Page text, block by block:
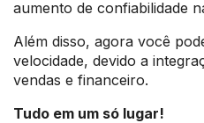
aumento de confiabilidade
Além disso, agora você
velocidade, devido a
vendas e financeiro.
Tudo em um só lugar!